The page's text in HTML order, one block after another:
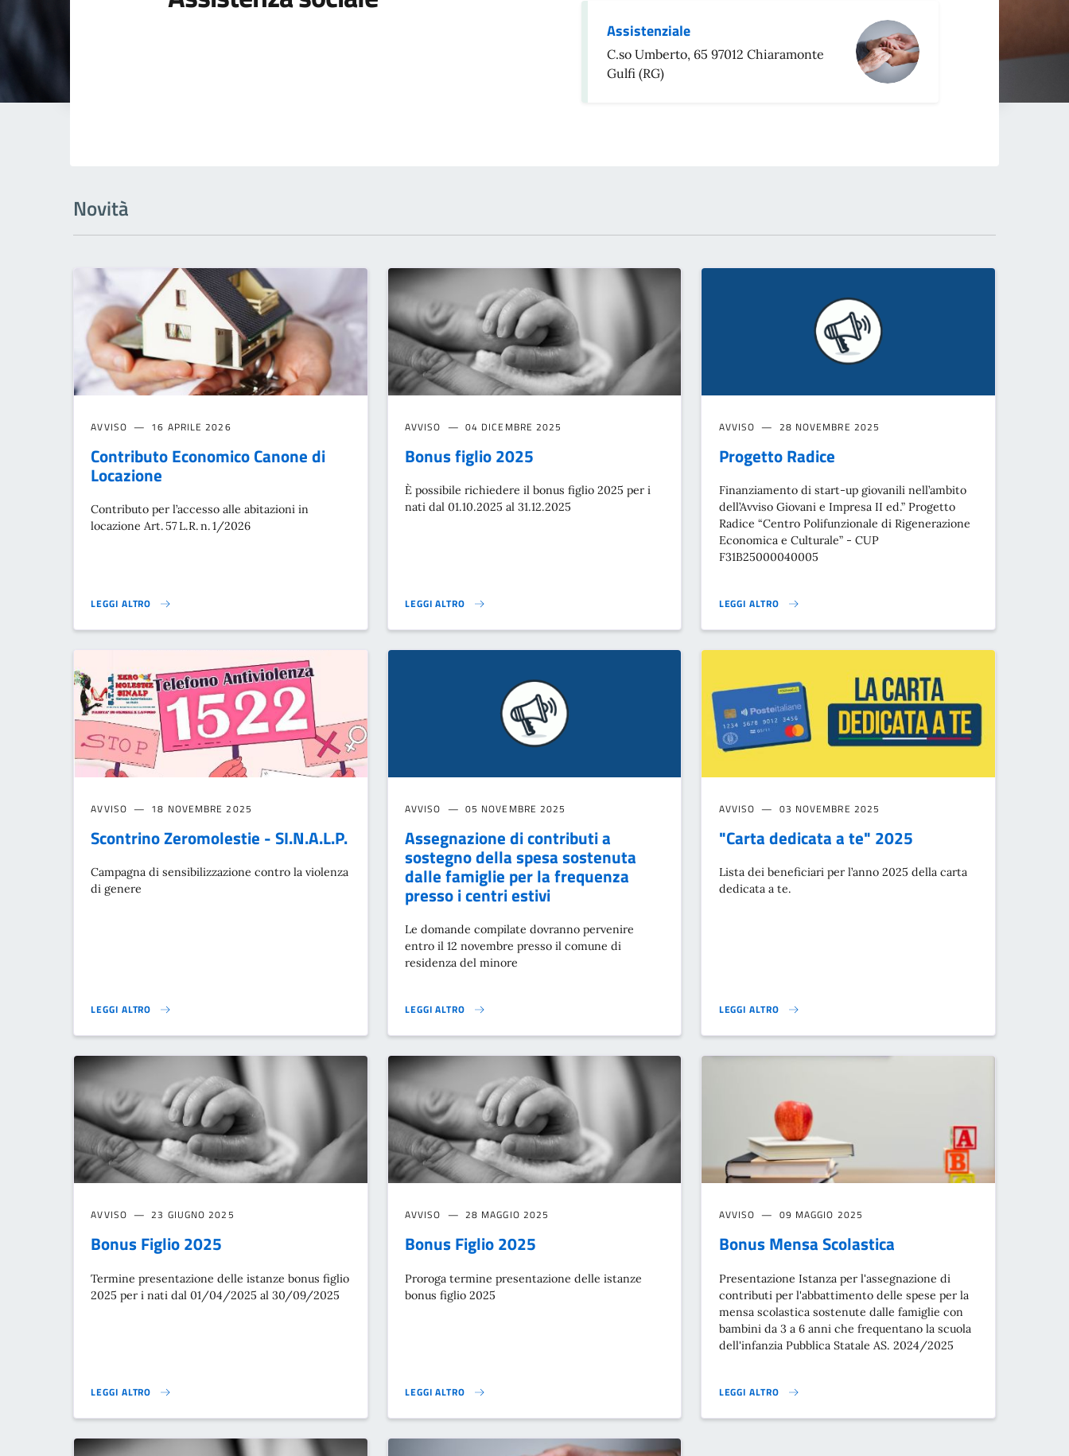
Assistenziale
C.so Umberto, 65 97012 Chiaramonte
Gulfi (RG)
Novità
AVVISO 16 APRILE 2026
Contributo Economico Canone di
Locazione
Contributo per l’accesso alle abitazioni in
locazione Art. 57 L.R. n. 1/2026
LEGGI ALTRO
CONTRIBUTO ECONOMICO CANONE DI LOCAZIONE}
AVVISO 04 DICEMBRE 2025
Bonus figlio 2025
È possibile richiedere il bonus figlio 2025 per i
nati dal 01.10.2025 al 31.12.2025
LEGGI ALTRO
BONUS FIGLIO 2025}
AVVISO 28 NOVEMBRE 2025
Progetto Radice
Finanziamento di start-up giovanili nell’ambito
dell’Avviso Giovani e Impresa II ed.” Progetto
Radice “Centro Polifunzionale di Rigenerazione
Economica e Culturale” - CUP
F31B25000040005
LEGGI ALTRO
PROGETTO RADICE}
AVVISO 18 NOVEMBRE 2025
Scontrino Zeromolestie - SI.N.A.L.P.
Campagna di sensibilizzazione contro la violenza
di genere
LEGGI ALTRO
SCONTRINO ZEROMOLESTIE - SI.N.A.L.P.}
AVVISO 05 NOVEMBRE 2025
Assegnazione di contributi a
sostegno della spesa sostenuta
dalle famiglie per la frequenza
presso i centri estivi
Le domande compilate dovranno pervenire
entro il 12 novembre presso il comune di
residenza del minore
LEGGI ALTRO
ASSEGNAZIONE DI CONTRIBUTI A SOSTEGNO DELLA SPESA SOSTENUTA DALLE FAMIGLIE PER LA FREQUENZA PRESSO I CENTRI ESTIVI}
AVVISO 03 NOVEMBRE 2025
"Carta dedicata a te" 2025
Lista dei beneficiari per l’anno 2025 della carta
dedicata a te.
LEGGI ALTRO
"CARTA DEDICATA A TE" 2025}
AVVISO 23 GIUGNO 2025
Bonus Figlio 2025
Termine presentazione delle istanze bonus figlio
2025 per i nati dal 01/04/2025 al 30/09/2025
LEGGI ALTRO
BONUS FIGLIO 2025}
AVVISO 28 MAGGIO 2025
Bonus Figlio 2025
Proroga termine presentazione delle istanze
bonus figlio 2025
LEGGI ALTRO
BONUS FIGLIO 2025}
AVVISO 09 MAGGIO 2025
Bonus Mensa Scolastica
Presentazione Istanza per l'assegnazione di
contributi per l'abbattimento delle spese per la
mensa scolastica sostenute dalle famiglie con
bambini da 3 a 6 anni che frequentano la scuola
dell'infanzia Pubblica Statale AS. 2024/2025
LEGGI ALTRO
BONUS MENSA SCOLASTICA}